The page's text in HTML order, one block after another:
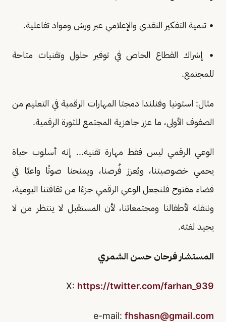
• تنمية التفكير النقدي والإعلامي عبر ورش ومواد تفاعلية.
• إشراك القطاع الخاص في توفير حلول وتقنيات متاحة
للمجتمع.
مثال: استونيا وفنلندا دمجتا المهارات الرقمية في التعليم من
الصفوف الأولى، ما عزز جاهزية المجتمع للثورة الرقمية.
الوعي الرقمي ليس فقط مهارة تقنية... إنه أسلوب حياة
يحمي خصوصيتنا، ويُعزز فُرصنا، ويمنحنا صوتًا واعيًا في
فضاء مفتوح فلنجعل الوعي الرقمي جزءًا من ثقافتنا اليومية،
وننقله لأطفالنا ومجتمعاتنا، لأن المستقبل لا ينتظر من لا
يجيد لغته.
المستشار فرحان حسن الشمري
X: https://twitter.com/farhan_939
fhshasn@gmail.com